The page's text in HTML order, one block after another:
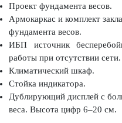
Проект фундамента весов.
Армокаркас и комплект
фундамента весов.
ИБП источник
работы при отсутствии сети.
Климатический шкаф.
Стойка индикатора.
Дублирующий дисплей с
веса. Высота цифр 6–20 см.